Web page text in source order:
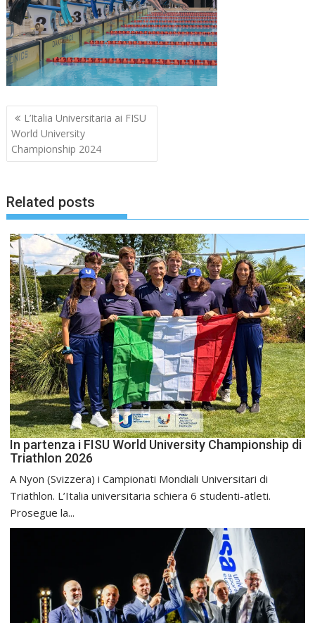
Navigazione
articoli
L’Italia Universitaria ai FISU
World University
Championship 2024
Related posts
In partenza i FISU World University Championship di
Triathlon 2026
A Nyon (Svizzera) i Campionati Mondiali Universitari di
Triathlon. L’Italia universitaria schiera 6 studenti-atleti.
Prosegue la...